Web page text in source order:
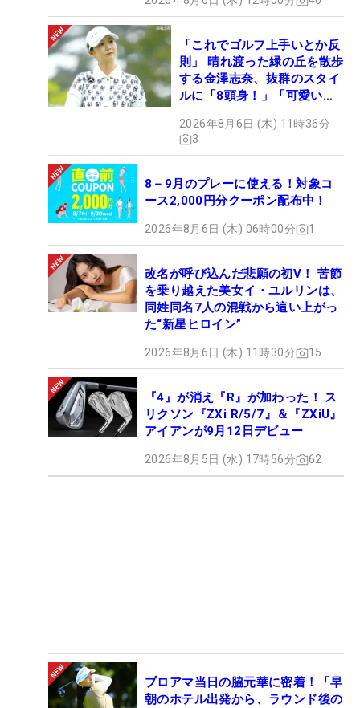
「これでゴルフ上手いとか反
則」 晴れ渡った緑の丘を散歩
する金澤志奈、抜群のスタイ
ルに「8頭身！」「可愛いに
2026年8月6日 (木) 11時36分
3
8－9月のプレーに使える！対象コ
ース2,000円分クーポン配布中！
2026年8月6日 (木) 06時00分 1
改名が呼び込んだ悲願の初V！ 苦節
を乗り越えた美女イ・ユルリンは、
同姓同名7人の混戦から這い上がっ
た“新星ヒロイン”
2026年8月6日 (木) 11時30分 15
『4』が消え『R』が加わった！ ス
リクソン『ZXi R/5/7』＆『ZXiU』
アイアンが9月12日デビュー
2026年8月5日 (水) 17時56分 62
プロアマ当日の脇元華に密着！「早
朝のホテル出発から、ラウンド後の